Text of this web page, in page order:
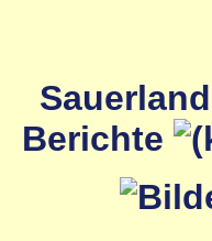
Berichte